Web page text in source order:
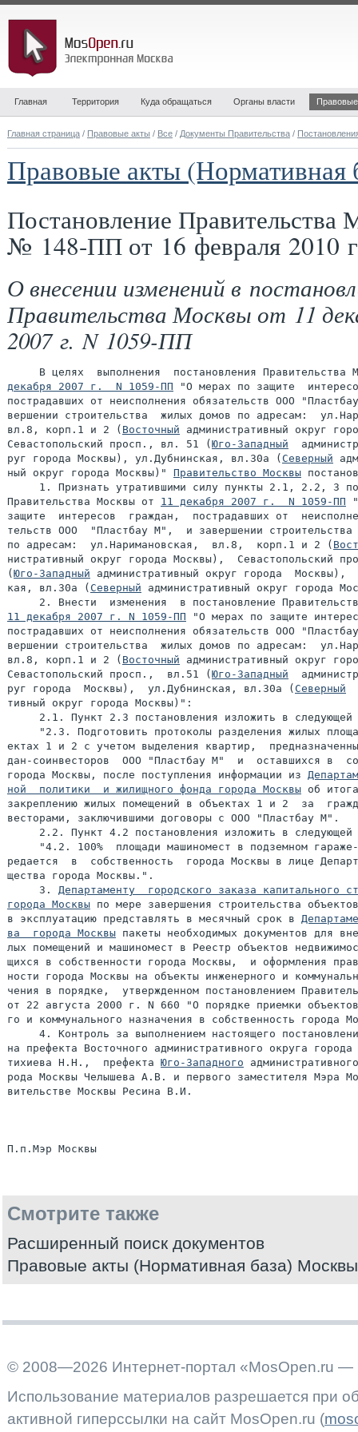
Главная Территория Куда обращаться Органы власти
Главная страница / Правовые акты / Все / Документы Правительства /
Правовые акты (Нормативная
Постановление Правительства
№ 148-ПП от 16 февраля 2010
О внесении изменений в
Правительства Москвы от 11
2007 г. N 1059-ПП
В целях  выполнения  постановления Правительства
декабря 2007 г.  N 1059-ПП "О мерах по защите
пострадавших от неисполнения обязательств ООО
вершении строительства  жилых домов по адресам:
вл.8, корп.1 и 2 ( Восточный административный округ
Севастопольский просп., вл. 51 ( Юго-Западный
руг города Москвы), ул.Дубнинская, вл.30а ( Северный
ный округ города Москвы)" Правительство Москвы
1. Признать утратившими силу пункты 2.1, 2.2, 3
Правительства Москвы от 11 декабря 2007 г.  N 1059-ПП
защите  интересов  граждан,  пострадавших от
тельств ООО  "Пластбау М",  и завершении строительства
по адресам:  ул.Наримановская,  вл.8,  корп.1 и 2 (
нистративный округ города Москвы),  Севастопольский
( Юго-Западный административный округ города  Москвы),
кая, вл.30а ( Северный административный округ города
11 декабря 2007 г. N 1059-ПП "О мерах по защите
пострадавших от неисполнения обязательств ООО
вершении строительства  жилых домов по адресам:
вл.8, корп.1 и 2 ( Восточный административный округ
Севастопольский просп.,  вл.51 ( Юго-Западный
руг города  Москвы),  ул.Дубнинская, вл.30а ( Северный
тивный округ города Москвы)":
2.1. Пункт 2.3 постановления изложить в следующей
"2.3. Подготовить протоколы разделения жилых
ектах 1 и 2 с учетом выделения квартир,
дан-соинвесторов  ООО "Пластбау М"  и  оставшихся в
города Москвы, после поступления информации из
ной  политики  и жилищного фонда города Москвы об
закреплению жилых помещений в объектах 1 и 2  за
весторами, заключившими договоры с ООО "Пластбау М".
2.2. Пункт 4.2 постановления изложить в следующей
"4.2. 100%  площади машиномест в подземном
редается  в  собственность  города Москвы в лице
щества города Москвы.".
     3.
Департаменту  городского заказа капитального
города Москвы по мере завершения строительства
в эксплуатацию представлять в месячный срок в
ва  города Москвы пакеты необходимых документов для
лых помещений и машиномест в Реестр объектов
щихся в собственности города Москвы,  и оформления
ности города Москвы на объекты инженерного и
чения в порядке,  утвержденном постановлением
от 22 августа 2000 г. N 660 "О порядке приемки
го и коммунального назначения в собственность города
4. Контроль за выполнением настоящего
на префекта Восточного административного округа
тихиева Н.Н.,  префекта Юго-Западного
рода Москвы Челышева А.В. и первого заместителя Мэра
вительстве Москвы Ресина В.И.
Смотрите также
Расширенный поиск документов
Правовые акты (Нормативная база) Москвы
© 2008—2026 Интернет-портал «MosOpen.ru —
Использование материалов разрешается при
активной гиперссылки на сайт MosOpen.ru (